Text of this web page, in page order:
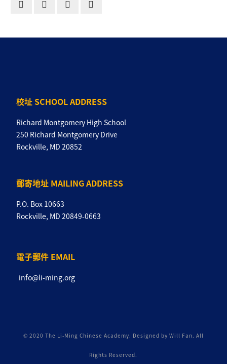
校址 SCHOOL ADDRESS
Richard Montgomery High School
250 Richard Montgomery Drive
Rockville, MD 20852
郵寄地址 MAILING ADDRESS
P.O. Box 10663
Rockville, MD 20849-0663
電子郵件 EMAIL
info@li-ming.org
© 2020 The Li-Ming Chinese Academy. Designed by Will Fan. All
Rights Reserved.